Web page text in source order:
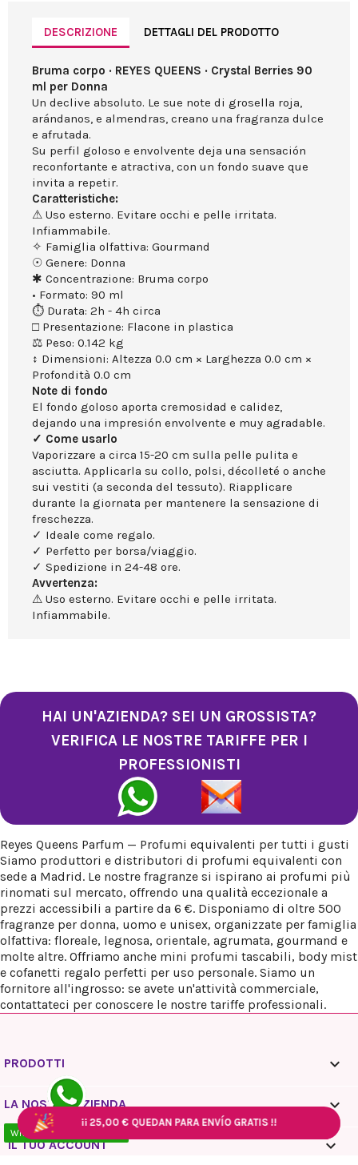
¡¡25,00 € QUEDAN PARA ENVÍO GRATIS !!
¡¡25,00 € QUEDAN PARA ENVÍO GRATIS !!
¡¡25,00 € QUEDAN PARA ENVÍO GRATIS !!
DESCRIZIONE DETTAGLI DEL PRODOTTO
Bruma corpo · REYES QUEENS · Crystal Berries 90
ml per Donna
Un declive absoluto. Le sue note di grosella roja,
arándanos, e almendras, creano una fragranza dulce
e afrutada.
Su perfil goloso e envolvente deja una sensación
reconfortante e atractiva, con un fondo suave que
invita a repetir.
Caratteristiche:
⚠ Uso esterno. Evitare occhi e pelle irritata.
Infiammabile.
✧ Famiglia olfattiva: Gourmand
☉ Genere: Donna
✱ Concentrazione: Bruma corpo
• Formato: 90 ml
⏱ Durata: 2h - 4h circa
□ Presentazione: Flacone in plastica
⚖ Peso: 0.142 kg
↕ Dimensioni: Altezza 0.0 cm × Larghezza 0.0 cm ×
Profondità 0.0 cm
Note di fondo
El fondo goloso aporta cremosidad e calidez,
dejando una impresión envolvente e muy agradable.
✓ Come usarlo
Vaporizzare a circa 15-20 cm sulla pelle pulita e
asciutta. Applicarla su collo, polsi, décolleté o anche
sui vestiti (a seconda del tessuto). Riapplicare
durante la giornata per mantenere la sensazione di
freschezza.
✓ Ideale come regalo.
✓ Perfetto per borsa/viaggio.
✓ Spedizione in 24-48 ore.
Avvertenza:
⚠ Uso esterno. Evitare occhi e pelle irritata.
Infiammabile.
HAI UN'AZIENDA? SEI UN GROSSISTA?
VERIFICA LE NOSTRE TARIFFE PER I
PROFESSIONISTI
Reyes Queens Parfum — Profumi equivalenti per tutti i gusti
Siamo produttori e distributori di profumi equivalenti con
sede a Madrid. Le nostre fragranze si ispirano ai profumi più
rinomati sul mercato, offrendo una qualità eccezionale a
prezzi accessibili a partire da 6 €. Disponiamo di oltre 500
fragranze per donna, uomo e unisex, organizzate per famiglia
olfattiva: floreale, legnosa, orientale, agrumata, gourmand e
molte altre. Offriamo anche mini profumi tascabili, body mist
e cofanetti regalo perfetti per uso personale. Siamo un
fornitore all'ingrosso: se avete un'attività commerciale,
contattateci per conoscere le nostre tariffe professionali.
PRODOTTI 
LA NOSTRA AZIENDA 
IL TUO ACCOUNT 
WhatsApp - 10:00 / 18:00
¡¡25,00 € QUEDAN PARA ENVÍO GRATIS !!
¡¡25,00 € QUEDAN PARA ENVÍO GRATIS !!